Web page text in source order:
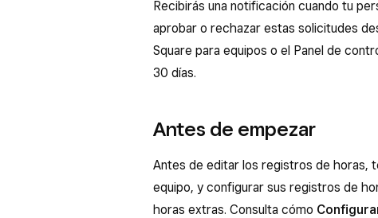
Recibirás una notificación cuando tu
aprobar o rechazar estas solicitudes
Square para equipos o el Panel de
30 días.
Antes de empezar
Antes de editar los registros de horas,
equipo, y configurar sus registros de
horas extras. Consulta cómo